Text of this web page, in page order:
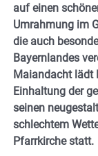
auf einen
Umrahmung im
die auch
Bayernlandes
Maiandacht lädt
Einhaltung der
seinen
schlechtem
Pfarrkirche statt.